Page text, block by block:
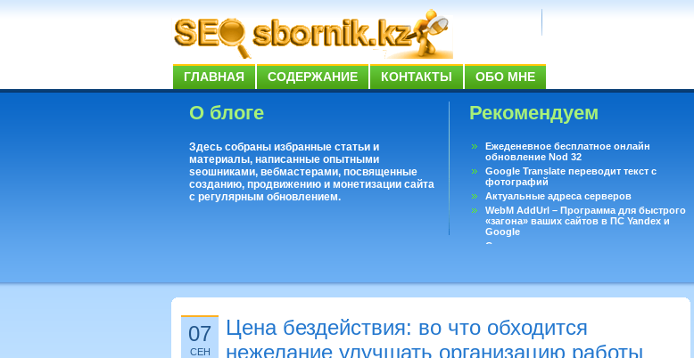
ГЛАВНАЯ СОДЕРЖАНИЕ КОНТАКТЫ ОБО МНЕ
О блоге
Здесь собраны избранные статьи и
материалы, написанные опытными
seoшниками, вебмастерами, посвященные
созданию, продвижению и монетизации сайта
с регулярным обновлением.
Рекомендуем
Ежеденевное бесплатное онлайн
обновление Nod 32
Google Translate переводит текст с
фотографий
Актуальные адреса серверов
WebM AddUrl – Программа для быстрого
«загона» ваших сайтов в ПС Yandex и
Google
Существует вопросы, на которые не может
07
СЕН
Цена бездействия: во что обходится
нежелание улучшать организацию работы